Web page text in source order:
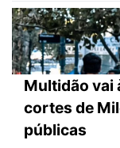
Multidão vai
cortes de
públicas